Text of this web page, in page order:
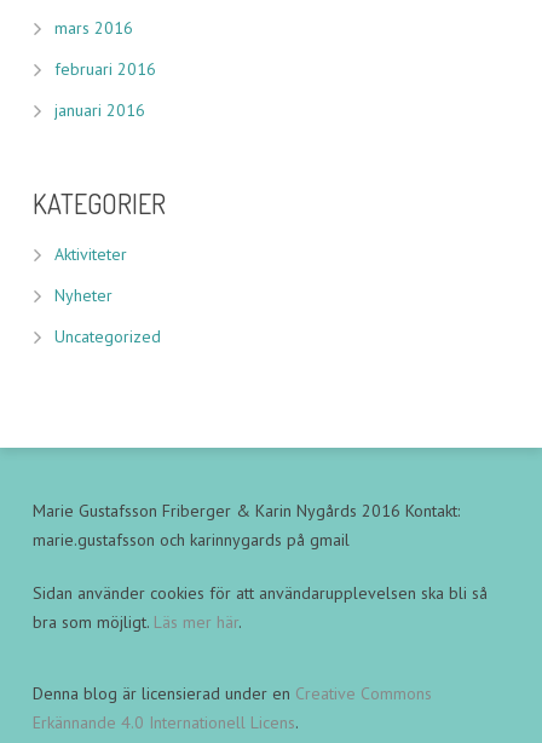
mars 2016
februari 2016
januari 2016
KATEGORIER
Aktiviteter
Nyheter
Uncategorized
Marie Gustafsson Friberger & Karin Nygårds 2016 Kontakt:
marie.gustafsson och karinnygards på gmail
Sidan använder cookies för att användarupplevelsen ska bli så
bra som möjligt. Läs mer här.
Denna blog är licensierad under en Creative Commons
Erkännande 4.0 Internationell Licens.